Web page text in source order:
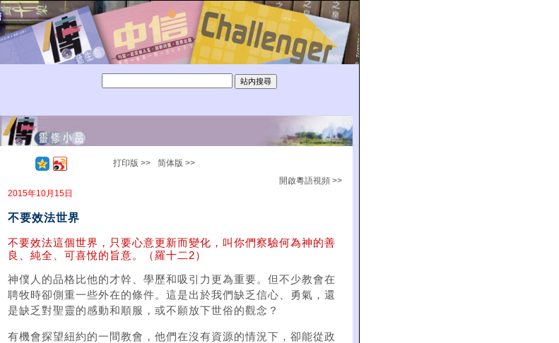
打印版 >>
简体版 >>
開啟粵語視頻 >>
2015年10月15日
不要效法世界
不要效法這個世界，只要心意更新而變化，叫你們察驗何為神的善
良、純全、可喜悅的旨意。（羅十二2）
神僕人的品格比他的才幹、學歷和吸引力更為重要。但不少教會在
聘牧時卻側重一些外在的條件。這是出於我們缺乏信心、勇氣，還
是缺乏對聖靈的感動和順服，或不願放下世俗的觀念？
有機會探望紐約的一間教會，他們在沒有資源的情況下，卻能從政